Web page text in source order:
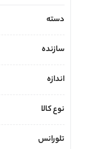
دسته
سازنده
اندازه
نوع کالا
تلورانس